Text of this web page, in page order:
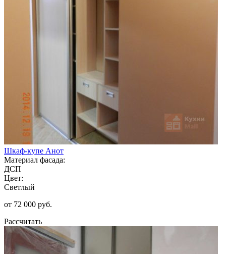
Шкаф-купе Анот
Материал фасада:
ДСП
Цвет:
Светлый
от 72 000 руб.
Рассчитать